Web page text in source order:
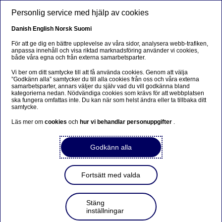
Beklager...
Siden findes desværre ikke på dansk
Bliv på siden|Fortsæt til en relateret side på dansk
Nordea Bank Abp: Återköp
av egna aktier den
24.01.2024
Personlig service med hjälp av cookies
Danish English Norsk Suomi
För att ge dig en bättre upplevelse av våra sidor, analysera webb-trafiken,
anpassa innehåll och visa riktad marknadsföring använder vi cookies,
både våra egna och från externa samarbetsparter.
Vi ber om ditt samtycke till att få använda cookies. Genom att välja
”Godkänn alla” samtycker du till alla cookies från oss och våra externa
samarbetsparter, annars väljer du själv vad du vill godkänna bland
kategorierna nedan. Nödvändiga cookies som krävs för att webbplatsen
ska fungera omfattas inte. Du kan när som helst ändra eller ta tillbaka ditt
samtycke.
Läs mer omcookiesoch hur vi behandlar personuppgifter .
Godkänn alla
Fortsätt med valda
Stäng
inställningar